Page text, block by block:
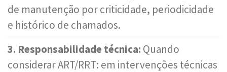
de manutenção por criticidade, periodicidade
e histórico de chamados.
3. Responsabilidade técnica: Quando
considerar ART/RRT: em intervenções técnicas